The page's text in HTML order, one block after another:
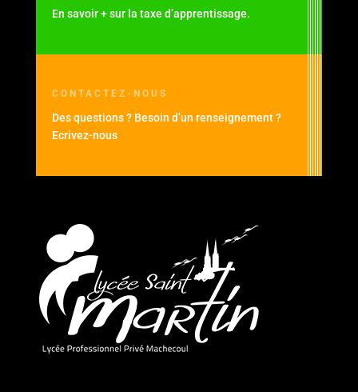
En savoir + sur la taxe d’apprentissage.
CONTACTEZ-NOUS
Des questions ? Besoin d’un renseignement ?
Ecrivez-nous